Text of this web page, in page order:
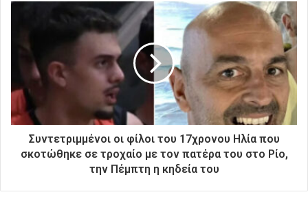
ι
δ
ε
σ
Συντετριμμένοι οι φίλοι του 17χρονου Ηλία που
σκοτώθηκε σε τροχαίο με τον πατέρα του στο Ρίο,
την Πέμπτη η κηδεία του